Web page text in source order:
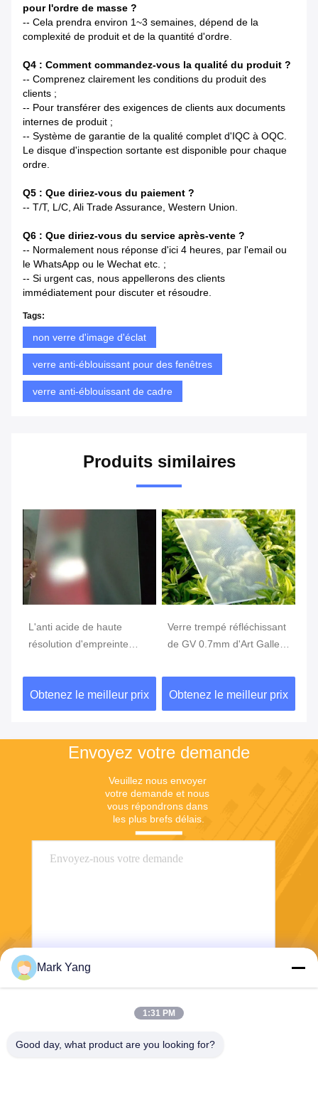
pour l'ordre de masse ?
-- Cela prendra environ 1~3 semaines, dépend de la
complexité de produit et de la quantité d'ordre.
Q4 : Comment commandez-vous la qualité du produit ?
-- Comprenez clairement les conditions du produit des
clients ;
-- Pour transférer des exigences de clients aux documents
internes de produit ;
-- Système de garantie de la qualité complet d'IQC à OQC.
Le disque d'inspection sortante est disponible pour chaque
ordre.
Q5 : Que diriez-vous du paiement ?
-- T/T, L/C, Ali Trade Assurance, Western Union.
Q6 : Que diriez-vous du service après-vente ?
-- Normalement nous réponse d'ici 4 heures, par l'email ou
le WhatsApp ou le Wechat etc. ;
-- Si urgent cas, nous appellerons des clients
immédiatement pour discuter et résoudre.
Tags:
non verre d'image d'éclat
verre anti-éblouissant pour des fenêtres
verre anti-éblouissant de cadre
Produits similaires
L'anti acide de haute
résolution d'empreinte
forte 8mm non pour briller
verre
Obtenez le meilleur prix
Verre trempé réfléchissant
de GV 0.7mm d'Art Gallery
Obtenez le meilleur prix
Envoyez votre demande
Veuillez nous envoyer
votre demande et nous
vous répondrons dans
les plus brefs délais.
Envoyer
Mark Yang
1:31 PM
Good day, what product are you looking for?